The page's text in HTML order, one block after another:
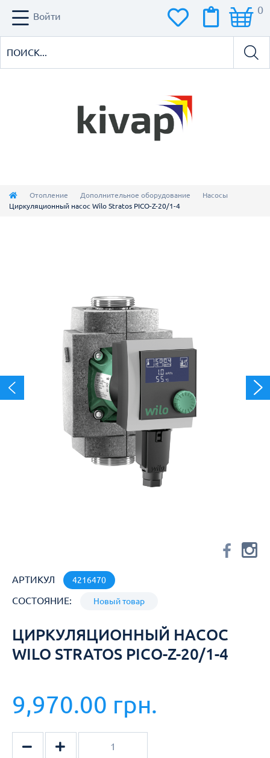
Войти
0
Отопление Дополнительное оборудование
Насосы
Циркуляционный насос Wilo Stratos PICO-Z-20/1-4
АРТИКУЛ 4216470
СОСТОЯНИЕ: Новый товар
ЦИРКУЛЯЦИОННЫЙ НАСОС
WILO STRATOS PICO-Z-20/1-4
9,970.00 грн.